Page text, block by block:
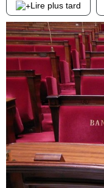
Lire plus tard